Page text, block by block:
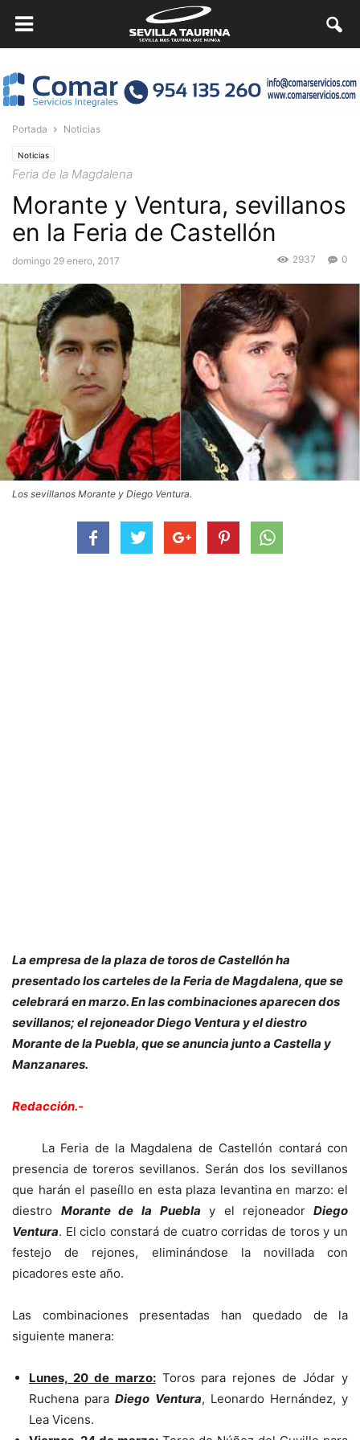
Portada Noticias
Noticias
Feria de la Magdalena
Morante y Ventura, sevillanos
en la Feria de Castellón
domingo 29 enero, 2017 0
2937
Los sevillanos Morante y Diego Ventura.
La empresa de la plaza de toros de Castellón ha
presentado los carteles de la Feria de Magdalena, que se
celebrará en marzo. En las combinaciones aparecen dos
sevillanos; el rejoneador Diego Ventura y el diestro
Morante de la Puebla, que se anuncia junto a Castella y
Manzanares.
Redacción.-
La Feria de la Magdalena de Castellón contará con
presencia de toreros sevillanos. Serán dos los sevillanos
que harán el paseíllo en esta plaza levantina en marzo: el
diestro Morante de la Puebla y el rejoneador Diego
Ventura. El ciclo constará de cuatro corridas de toros y un
festejo de rejones, eliminándose la novillada con
picadores este año.
Las combinaciones presentadas han quedado de la
siguiente manera:
Lunes, 20 de marzo:Toros para rejones de Jódar y
Ruchena paraDiego Ventura, Leonardo Hernández, y
Lea Vicens.